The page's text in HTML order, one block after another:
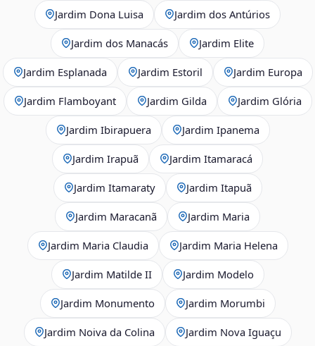
Jardim Dona Luisa Jardim dos Antúrios
Jardim dos Manacás Jardim Elite
Jardim Esplanada Jardim Estoril Jardim Europa
Jardim Flamboyant Jardim Gilda Jardim Glória
Jardim Ibirapuera Jardim Ipanema
Jardim Irapuã Jardim Itamaracá
Jardim Itamaraty Jardim Itapuã
Jardim Maracanã Jardim Maria
Jardim Maria Claudia Jardim Maria Helena
Jardim Matilde II Jardim Modelo
Jardim Monumento Jardim Morumbi
Jardim Noiva da Colina Jardim Nova Iguaçu